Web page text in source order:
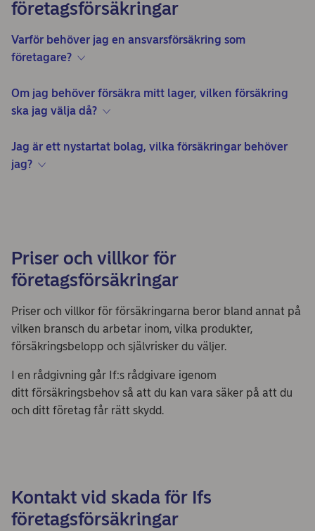
företagsförsäkringar
Varför behöver jag en ansvarsförsäkring som
företagare?
Om jag behöver försäkra mitt lager, vilken försäkring
ska jag välja då?
Jag är ett nystartat bolag, vilka försäkringar behöver
jag?
Priser och villkor för
företagsförsäkringar
Priser och villkor för försäkringarna beror bland annat på
vilken bransch du arbetar inom, vilka produkter,
försäkringsbelopp och självrisker du väljer.
I en rådgivning går If:s rådgivare igenom
ditt försäkringsbehov så att du kan vara säker på att du
och ditt företag får rätt skydd.
Kontakt vid skada för Ifs
företagsförsäkringar